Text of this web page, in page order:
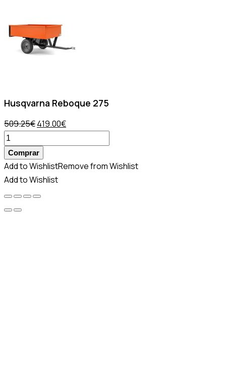
Husqvarna Reboque 275
509.25€419.00€
Comprar
Add to WishlistRemove from Wishlist
Add to Wishlist